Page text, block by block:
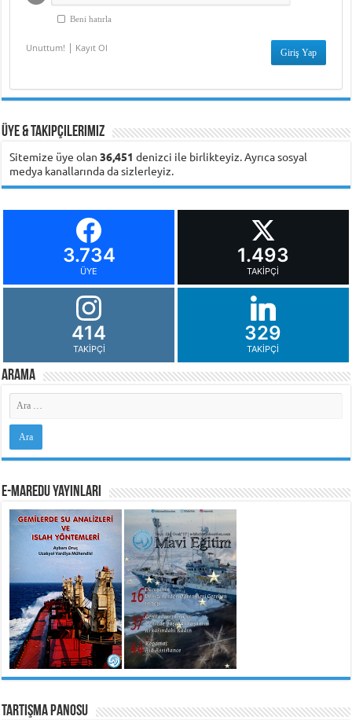
Beni hatırla
Unuttum! | Kayıt Ol
Üye & Takipçilerimiz
Sitemize üye olan36,451 denizci ile birlikteyiz. Ayrıca sosyal
medya kanallarında da sizlerleyiz.
3.734
ÜYE
1.493
TAKIPÇI
414
TAKIPÇI
329
TAKIPÇI
Arama
e-MarEdu Yayınları
Tartışma Panosu